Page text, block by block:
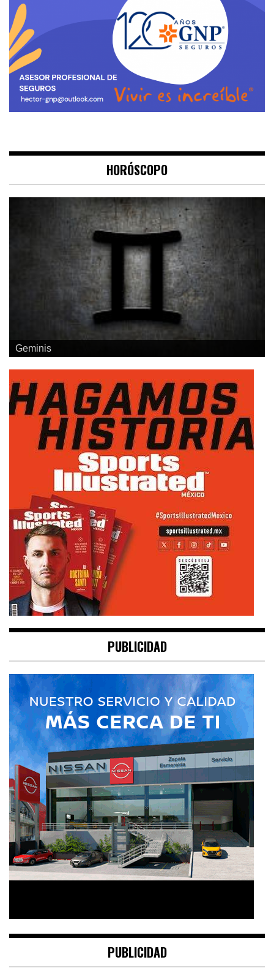
HORÓSCOPO
Geminis
PUBLICIDAD
PUBLICIDAD